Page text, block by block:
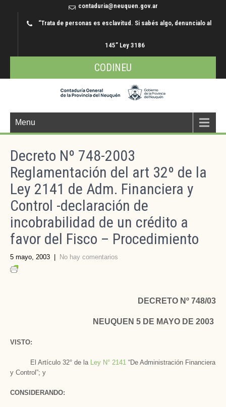
contaduria@neuquen.gov.ar
“Trata de personas es esclavitud. Si sabés algo, denuncialo al
145” Ley 3186
CODINEU
Menu
Decreto Nº 748-2003
Reglamentación del art 32º de la
Ley 2141 de Adm. Financiera y
Control -declaración de
incobrabilidad de un crédito a
favor del Fisco – Procedimiento
5 mayo, 2003 No hay comentarios
DECRETO Nº 748/03
NEUQUEN 5 DE MAYO DE 2003
VISTO:
El Artículo 32° de la Ley N° 2141 “De Administración Financiera
y Control”; y
CONSIDERANDO: